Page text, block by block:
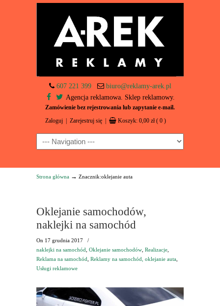
607 221 399
biuro@reklamy-arek.pl
Agencja reklamowa. Sklep reklamowy.
Zamówienie bez rejestrowania lub zapytanie e-mail.
Zaloguj Zarejestruj się Koszyk: 0,00 zł ( 0 )
Navigation
Strona główna → Znacznik:oklejanie auta
Oklejanie samochodów,
naklejki na samochód
On 17 grudnia 2017
/
naklejki na samochód Oklejanie samochodów Realizacje
Reklama na samochód Reklamy na samochód, oklejanie auta
Usługi reklamowe